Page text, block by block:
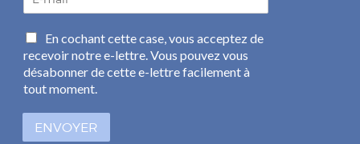
a
i
l
*
C
a
s
e
à
En cochant cette case, vous acceptez de
recevoir notre e-lettre. Vous pouvez vous
désabonner de cette e-lettre facilement à
tout moment.
ENVOYER